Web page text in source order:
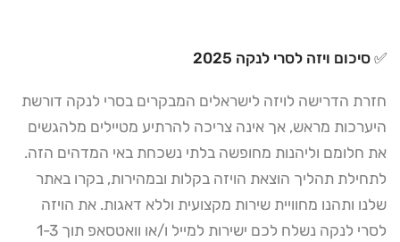
✅ סיכום ויזה לסרי לנקה 2025
חזרת הדרישה לויזה לישראלים המבקרים בסרי לנקה דורשת
היערכות מראש, אך אינה צריכה להרתיע מטיילים מלהגשים
את חלומם וליהנות מחופשה בלתי נשכחת באי המדהים הזה.
לתחילת תהליך הוצאת הויזה בקלות ובמהירות, בקרו באתר
שלנו ותהנו מחוויית שירות מקצועית וללא דאגות. את הויזה
לסרי לנקה נשלח לכם ישירות למייל ו/או וואטסאפ תוך 1-3